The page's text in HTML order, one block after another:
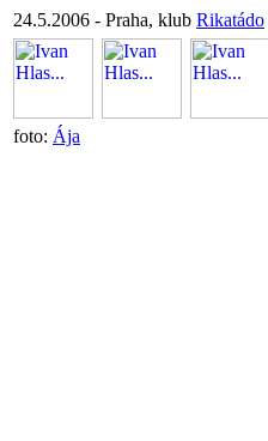
24.5.2006 - Praha, klub Rikatádo
foto: Ája